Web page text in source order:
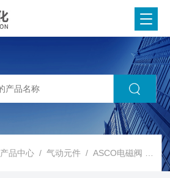
产品中心 /气动元件 /ASCO电磁阀